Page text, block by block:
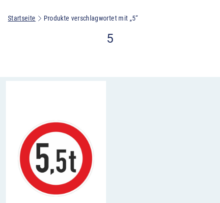
Startseite Produkte verschlagwortet mit „5“
5